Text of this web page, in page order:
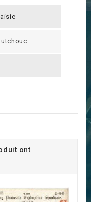
ont